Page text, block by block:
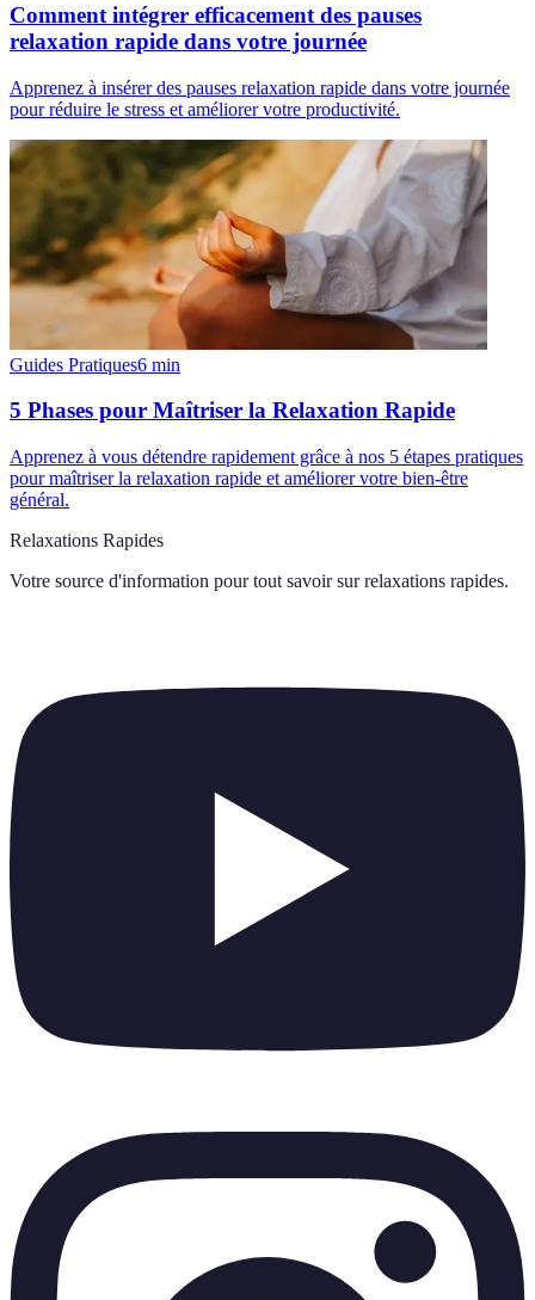
Comment intégrer efficacement des pauses
relaxation rapide dans votre journée
Apprenez à insérer des pauses relaxation rapide dans votre journée
pour réduire le stress et améliorer votre productivité.
Guides Pratiques6 min
5 Phases pour Maîtriser la Relaxation Rapide
Apprenez à vous détendre rapidement grâce à nos 5 étapes pratiques
pour maîtriser la relaxation rapide et améliorer votre bien-être
général.
Relaxations Rapides
Votre source d'information pour tout savoir sur relaxations rapides.